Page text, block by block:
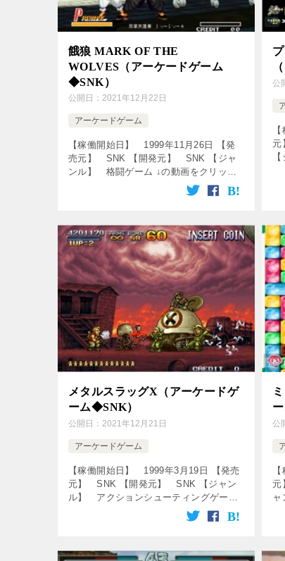
餓狼 MARK OF THE
WOLVES（アーケードゲーム
◆SNK）
公開日： 2021年12月22日
アーケードゲーム
【稼働開始日】 1999年11月26日 【発
売元】 SNK 【開発元】 SNK 【ジャ
ンル】 格闘ゲーム ↓の動画をクリッ
ク！動画を楽しめます♪ [csshop
公
元
メタルスラッグX（アーケードゲ
ーム◆SNK）
公開日： 2021年12月21日
アーケードゲーム
【稼働開始日】 1999年3月19日 【発売
元】 SNK 【開発元】 SNK 【ジャン
ル】 アクションシューティングゲーム
↓の動画をクリック！動画を楽しめます♪
公
元